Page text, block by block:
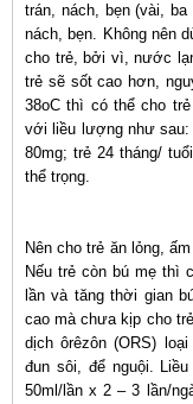
trán, nách, bẹn (vài,
nách, bẹn. Không nên
cho trẻ, bởi vì, nước
trẻ sẽ sốt cao hơn,
38oC thì có thể cho
với liều lượng như sau:
80mg; trẻ 24 tháng/
thể trọng.
Nên cho trẻ ăn lỏng,
Nếu trẻ còn bú mẹ thì
lần và tăng thời gian
cao mà chưa kịp cho
dịch ôrêzôn (ORS)
đun sôi, để nguội.
50ml/lần x 2 – 3 lần/